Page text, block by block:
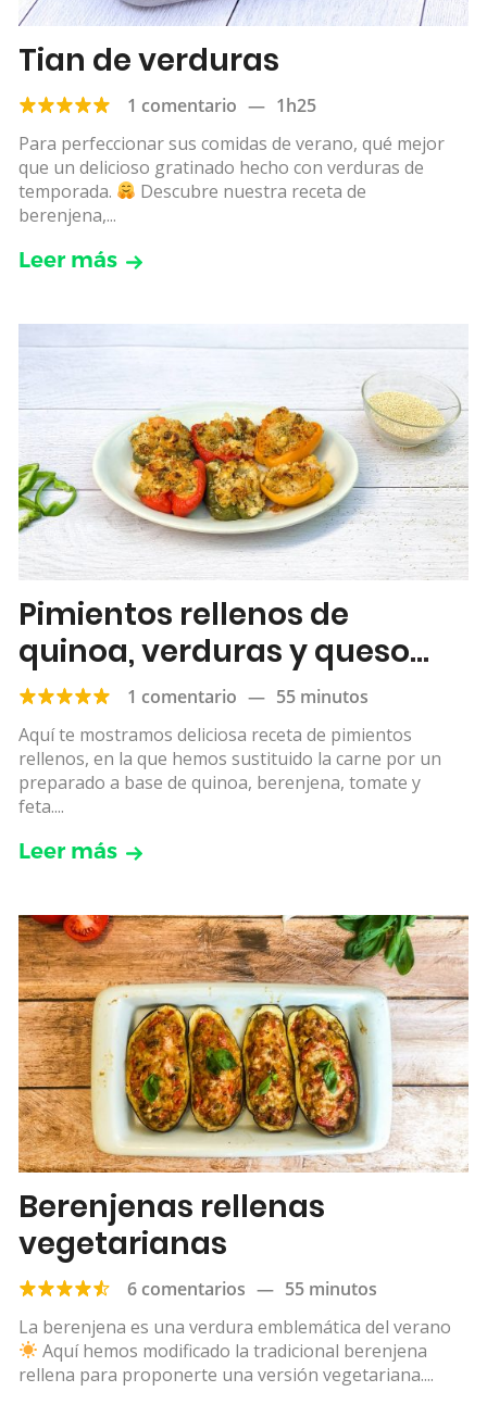
Tian de verduras
1 comentario — 1h25
Para perfeccionar sus comidas de verano, qué mejor
que un delicioso gratinado hecho con verduras de
temporada.
Descubre nuestra receta de
berenjena,...
Leer más
Pimientos rellenos de
quinoa, verduras y queso
feta
1 comentario — 55 minutos
Aquí te mostramos deliciosa receta de pimientos
rellenos, en la que hemos sustituido la carne por un
preparado a base de quinoa, berenjena, tomate y
feta....
Leer más
Berenjenas rellenas
vegetarianas
6 comentarios — 55 minutos
La berenjena es una verdura emblemática del verano
Aquí hemos modificado la tradicional berenjena
rellena para proponerte una versión vegetariana....